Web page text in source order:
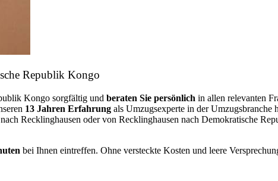
Republik Kongo
Kongo sorgfältig und beraten Sie persönlich in allen relevanten
13 Jahren Erfahrung als Umzugsexperte in der
Recklinghausen oder von Recklinghausen nach Demokratische
bei Ihnen eintreffen. Ohne versteckte Kosten und leere